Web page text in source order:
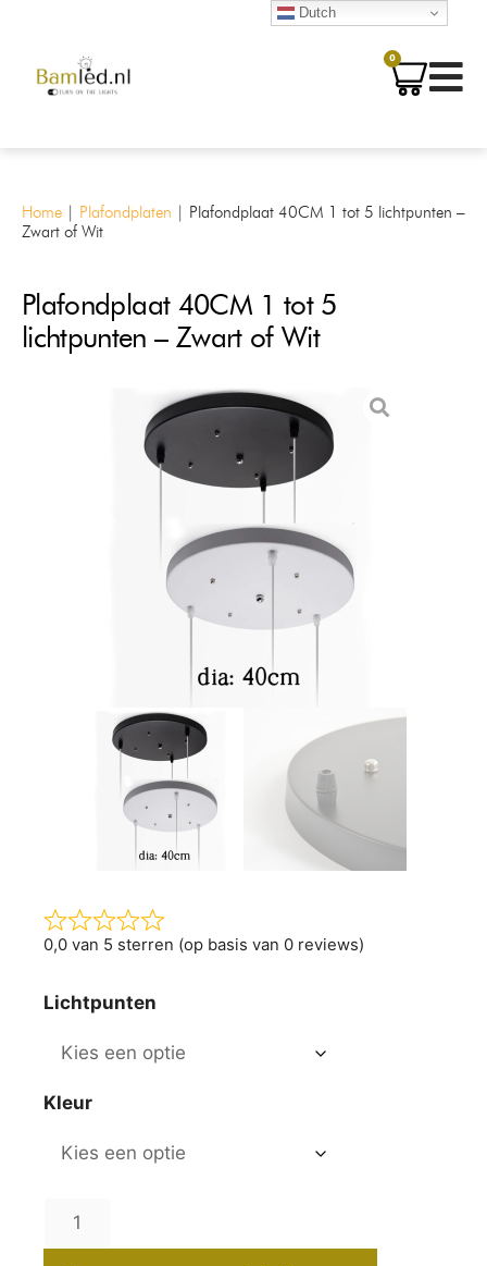
0
Home | Plafondplaten | Plafondplaat 40CM 1 tot 5 lichtpunten –
Zwart of Wit
Plafondplaat 40CM 1 tot 5
lichtpunten – Zwart of Wit
0,0 van 5 sterren (op basis van 0 reviews)
Lichtpunten
Kleur
Dutch